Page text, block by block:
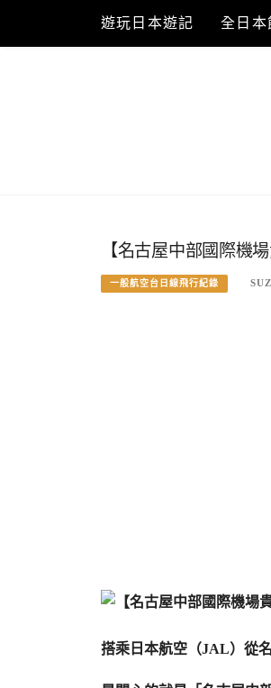
content
遊玩日本遊記 全日本
【名古屋中部國際機
一般航空台日線飛行紀錄
搭乘日本航空（JAL）從